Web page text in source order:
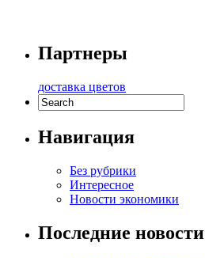
Партнеры
доставка цветов
Навигация
Без рубрики
Интересное
Новости экономики
Последние новости